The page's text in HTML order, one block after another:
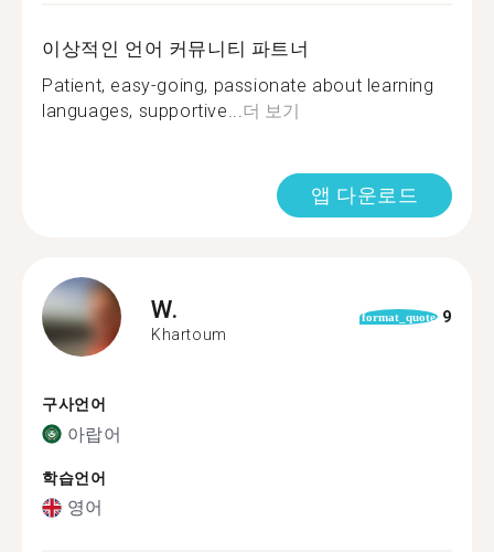
이상적인 언어 커뮤니티 파트너
Patient, easy-going, passionate about learning
languages, supportive...더 보기
앱 다운로드
W.
Khartoum
format_quote 9
구사언어
아랍어
학습언어
영어